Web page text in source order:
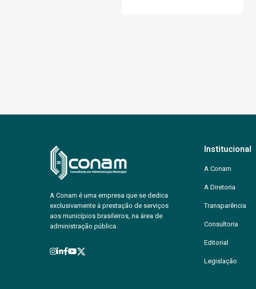
A Conam é uma empresa que se dedica
exclusivamente à prestação de serviços
aos municípios brasileiros, na área de
administração pública.
Institucional
A Conam
A Diretoria
Transparência
Consultoria
Editorial
Legislação